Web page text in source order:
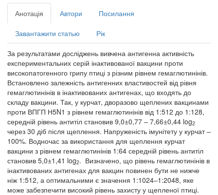
Анотація Автори Посилання
Завантажити статью Рік
За результатами досліджень вивчена антигенна активність
експериментальних серій інактивованої вакцини проти
високопатогенного грипу птиці з різним рівнем гемаглютинінів.
Встановлено залежність антигенних властивостей від рівня
гемаглютинінів в інактивованих антигенах, що входять до
складу вакцини. Так, у курчат, дворазово щеплених вакцинами
проти ВПГП Н5N1 з рівнем гемаглютинінів від 1:512 до 1:128,
середній рівень антитіл становив 9,0±0,77 – 7,66±0,44 log2
через 30 діб після щеплення. Напруженість імунітету у курчат –
100%. Водночас за використання для щеплення курчат
вакцини з рівнем гемаглютинінів 1:64 середній рівень антитіл
становив 5,0±1,41 log2. Визначено, що рівень гемаглютинінів в
інактивованих антигенах для вакцин повинен бути не нижче
ніж 1:512, а оптимальними є значення 1:1024–1:2048, яке
може забезпечити високий рівень захисту у щепленої птиці.